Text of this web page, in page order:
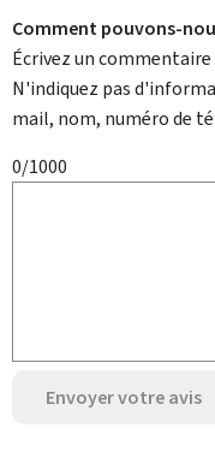
Comment pouvons-
Écrivez un
N'indiquez pas
mail, nom, numéro de
0/1000
Envoyer votre avis